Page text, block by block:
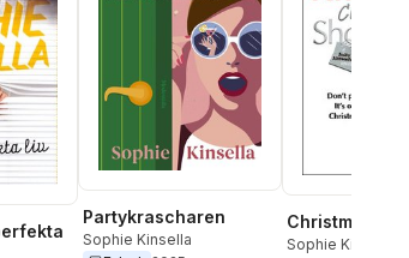
Partykrascharen
Sophie Kinsella
Christmas
Sophie Kinsella